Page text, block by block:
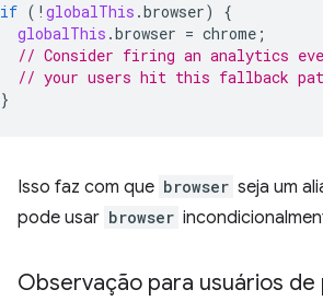
if ( ! globalThis .browser)
{
globalThis .browser = chrome ;
// Consider firing an analytics
// your users hit this fallback
}
Isso faz com que browser seja um
pode usar browser
Observação para usuários de